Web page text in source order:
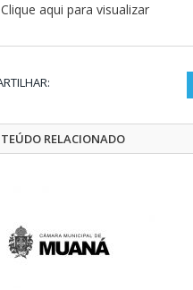
Clique aqui para visualizar
RELACIONADO